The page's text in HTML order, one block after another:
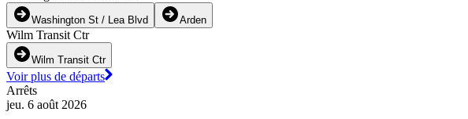
Washington St / Lea Blvd Arden
Wilm Transit Ctr
Wilm Transit Ctr
Voir plus de départs
Arrêts
jeu. 6 août 2026